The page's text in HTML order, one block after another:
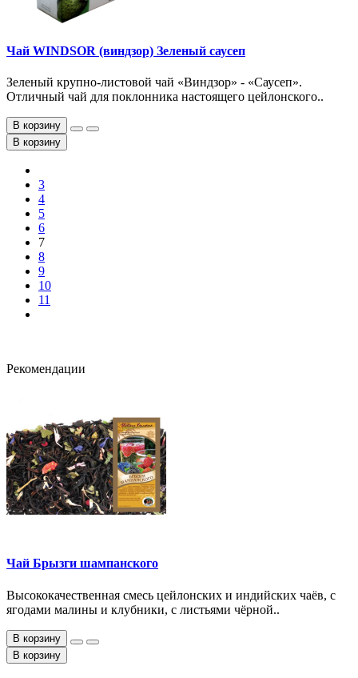
Чай WINDSOR (виндзор) Зеленый саусеп
Зеленый крупно-листовой чай «Виндзор» - «Саусеп».
Отличный чай для поклонника настоящего цейлонского..
В корзину
В корзину
3
4
5
6
7
8
9
10
11
Рекомендации
Чай Брызги шампанского
Высококачественная смесь цейлонских и индийских чаёв, с
ягодами малины и клубники, с листьями чёрной..
В корзину
В корзину